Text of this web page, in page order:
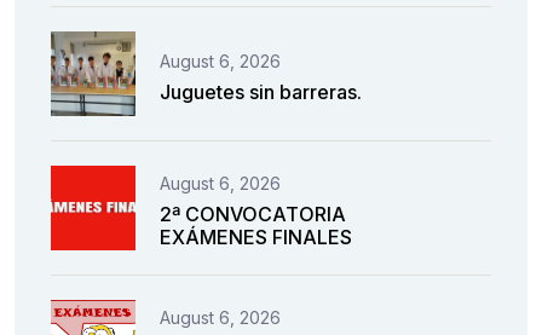
August 6, 2026
Juguetes sin barreras.
August 6, 2026
2ª CONVOCATORIA
EXÁMENES FINALES
August 6, 2026